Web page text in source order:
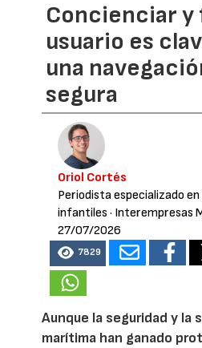
Concienciar y
usuario es
una
segura
Oriol Cortés
Periodista especializado
infantiles · Interempresas
27/07/2026
7829
Aunque la seguridad y la
marítima han ganado